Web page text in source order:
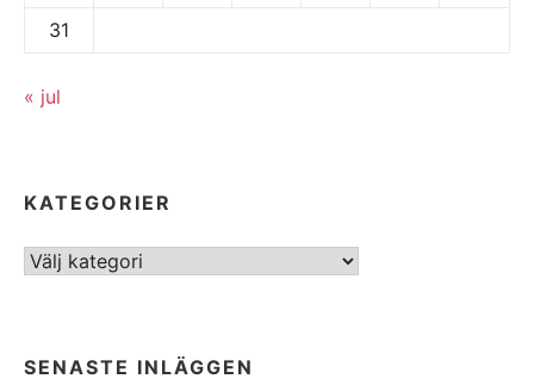
31
« jul
KATEGORIER
Kategorier
SENASTE INLÄGGEN